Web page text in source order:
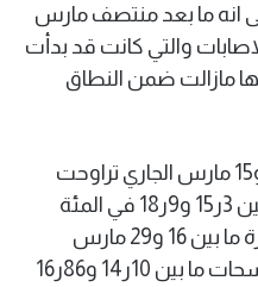
حالة لافتا الى انه ما بعد منتصف مارس
والتي كانت قد بدأت
ديسمبر 2021 الا انها مازالت ضمن النطاق
وأوضح انه في الفترة ما بين 4 و15 مارس الجاري تراوحت
نسبة الإصابة إلى المسحات مابين 3ر15 و9ر18 في المئة
وذلك كحد أقصى وانه في الفترة ما بين 16 و29 مارس
تراوحت نسبة الإصابات إلى المسحات ما بين 10ر14 و86ر16